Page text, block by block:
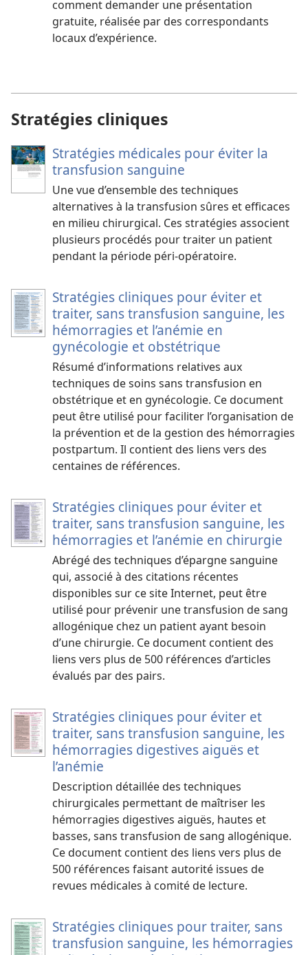
comment demander une présentation
gratuite, réalisée par des correspondants
locaux d’expérience.
Stratégies cliniques
Stratégies médicales pour éviter la
transfusion sanguine
Une vue d’ensemble des techniques
alternatives à la transfusion sûres et efficaces
en milieu chirurgical. Ces stratégies associent
plusieurs procédés pour traiter un patient
pendant la période péri-opératoire.
Stratégies cliniques pour éviter et
traiter, sans transfusion sanguine, les
hémorragies et l’anémie en
gynécologie et obstétrique
Résumé d’informations relatives aux
techniques de soins sans transfusion en
obstétrique et en gynécologie. Ce document
peut être utilisé pour faciliter l’organisation de
la prévention et de la gestion des hémorragies
postpartum. Il contient des liens vers des
centaines de références.
Stratégies cliniques pour éviter et
traiter, sans transfusion sanguine, les
hémorragies et l’anémie en chirurgie
Abrégé des techniques d’épargne sanguine
qui, associé à des citations récentes
disponibles sur ce site Internet, peut être
utilisé pour prévenir une transfusion de sang
allogénique chez un patient ayant besoin
d’une chirurgie. Ce document contient des
liens vers plus de 500 références d’articles
évalués par des pairs.
Stratégies cliniques pour éviter et
traiter, sans transfusion sanguine, les
hémorragies digestives aiguës et
l’anémie
Description détaillée des techniques
chirurgicales permettant de maîtriser les
hémorragies digestives aiguës, hautes et
basses, sans transfusion de sang allogénique.
Ce document contient des liens vers plus de
500 références faisant autorité issues de
revues médicales à comité de lecture.
Stratégies cliniques pour traiter, sans
transfusion sanguine, les hémorragies